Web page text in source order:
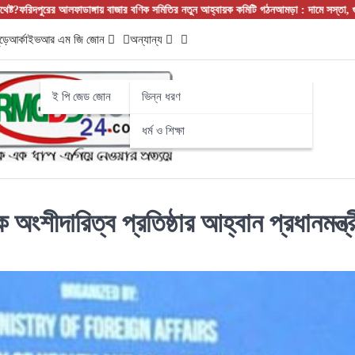
বাজার বণিক সমিতির নতুন আহ্বায়ক কমিটি গঠনআমড়া : দামে সস্তা, গুণে সেরা!
আর্কাইভআর এম জি জোন
ই পি জেড জোন
অন্যান্য
ভিন্ন ধরণ
ধর্ম ও শিক্ষা
প্রতিষ্ঠার আহ্বান